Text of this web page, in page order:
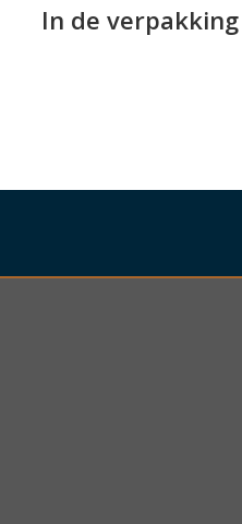
In de verpakking